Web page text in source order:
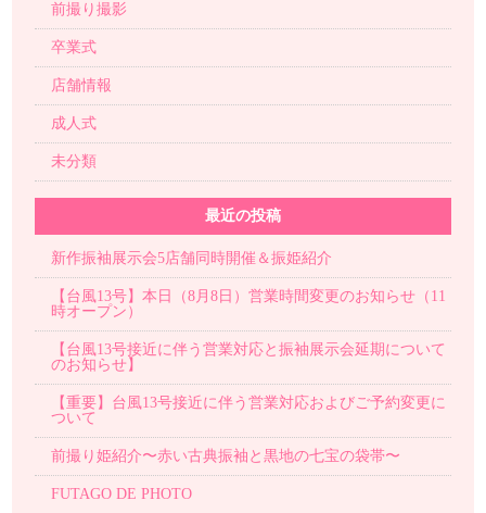
前撮り撮影
卒業式
店舗情報
成人式
未分類
最近の投稿
新作振袖展示会5店舗同時開催＆振姫紹介
【台風13号】本日（8月8日）営業時間変更のお知らせ（11
時オープン）
【台風13号接近に伴う営業対応と振袖展示会延期について
のお知らせ】
【重要】台風13号接近に伴う営業対応およびご予約変更に
ついて
前撮り姫紹介〜赤い古典振袖と黒地の七宝の袋帯〜
FUTAGO DE PHOTO